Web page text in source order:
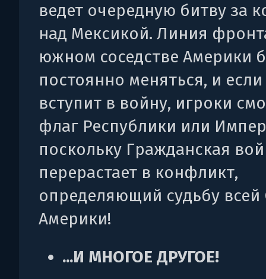
ведет очередную битву за
над Мексикой. Линия
южном соседстве Америки
постоянно меняться, и
вступит в войну, игроки
флаг Республики или
поскольку Гражданская
перерастает в конфликт,
определяющий судьбу всей
Америки!
...И МНОГОЕ ДРУГОЕ!